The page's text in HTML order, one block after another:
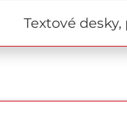
Textové